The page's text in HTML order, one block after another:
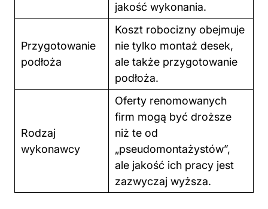
jakość wykonania.
Przygotowanie
podłoża
Koszt robocizny obejmuje
nie tylko montaż desek,
ale także przygotowanie
podłoża.
Rodzaj
wykonawcy
Oferty renomowanych
firm mogą być droższe
niż te od
„pseudomontażystów”,
ale jakość ich pracy jest
zazwyczaj wyższa.